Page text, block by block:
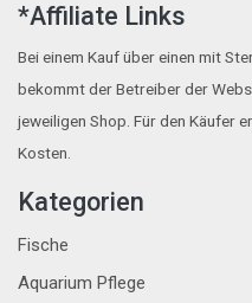
*Affiliate Links
Bei einem Kauf über einen mit
bekommt der Betreiber der
jeweiligen Shop. Für den Käufer
Kosten.
Kategorien
Fische
Aquarium Pflege